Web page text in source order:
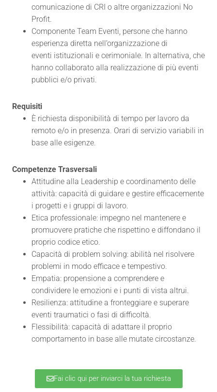
comunicazione di CRI o altre organizzazioni No
Profit.
Componente Team Eventi, persone che hanno
esperienza diretta nell’organizzazione di
eventi istituzionali e cerimoniale. In alternativa, che
hanno collaborato alla realizzazione di più eventi
pubblici e/o privati.
Requisiti
È richiesta disponibilità di tempo per lavoro da
remoto e/o in presenza. Orari di servizio variabili in
base alle esigenze.
Competenze Trasversali
Attitudine alla Leadership e coordinamento delle
attività: capacità di guidare e gestire efficacemente
i progetti e i gruppi di lavoro.
Etica professionale: impegno nel mantenere e
promuovere pratiche che rispettino e diffondano il
proprio codice etico.
Capacità di problem solving: abilità nel risolvere
problemi in modo efficace e tempestivo.
Empatia: propensione a comprendere e
condividere le emozioni e i punti di vista altrui.
Resilienza: attitudine a fronteggiare e superare
eventi traumatici o fasi di difficoltà.
Flessibilità: capacità di adattare il proprio
comportamento in base alle mutate circostanze.
Fai clic qui per inviarci la tua richiesta